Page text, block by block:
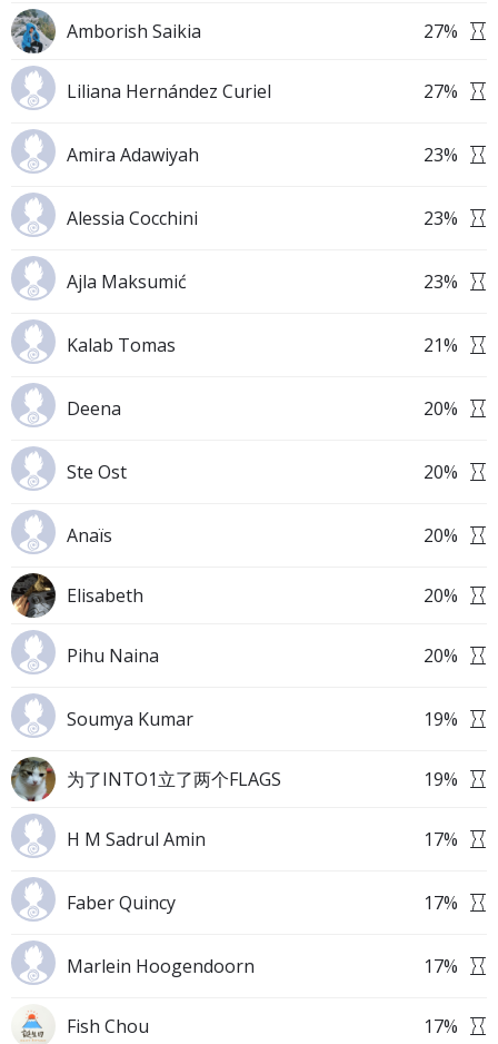
Amborish Saikia 27%
Liliana Hernández Curiel 27%
Amira Adawiyah 23%
Alessia Cocchini 23%
Ajla Maksumić 23%
Kalab Tomas 21%
Deena 20%
Ste Ost 20%
Anaïs 20%
Elisabeth 20%
Pihu Naina 20%
Soumya Kumar 19%
为了INTO1立了两个FLAGS 19%
H M Sadrul Amin 17%
Faber Quincy 17%
Marlein Hoogendoorn 17%
Fish Chou 17%